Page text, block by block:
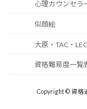
心理カウンセラ
似顔絵
大原・TAC・
資格難易度一覧
Copyright © 資格